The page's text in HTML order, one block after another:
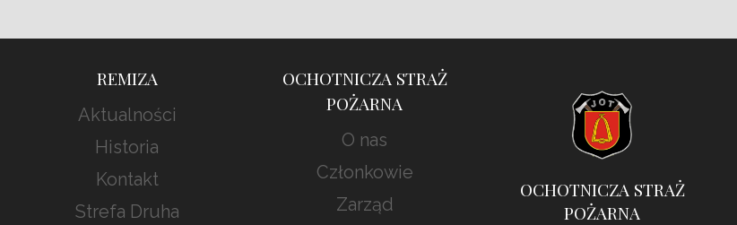
REMIZA
Aktualności
Historia
Kontakt
Strefa Druha
OCHOTNICZA STRAŻ
POŻARNA
O nas
Członkowie
Zarząd
OCHOTNICZA STRAŻ
POŻARNA